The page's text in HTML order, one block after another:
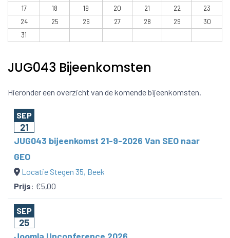
17
18 19 20 21 22
23
24
25 26 27 28 29
30
31
JUG043 Bijeenkomsten
Hieronder een overzicht van de komende bijeenkomsten.
SEP
21
JUG043 bijeenkomst 21-9-2026 Van SEO naar
GEO
Locatie Stegen 35, Beek
Prijs: €5,00
SEP
25